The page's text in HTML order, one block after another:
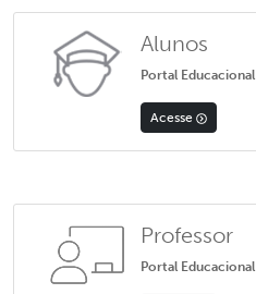
Alunos
Portal Educacional
Acesse
Professor
Portal Educacional